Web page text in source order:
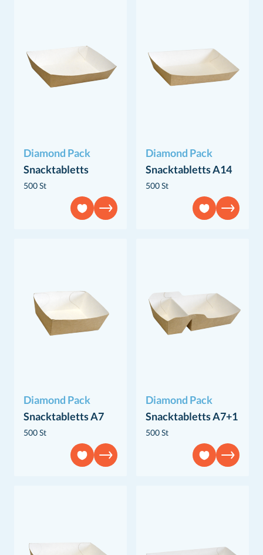
Diamond Pack
Snacktabletts
500 St
Diamond Pack
Snacktabletts A14
500 St
Diamond Pack
Snacktabletts A7
500 St
Diamond Pack
Snacktabletts A7+1
500 St